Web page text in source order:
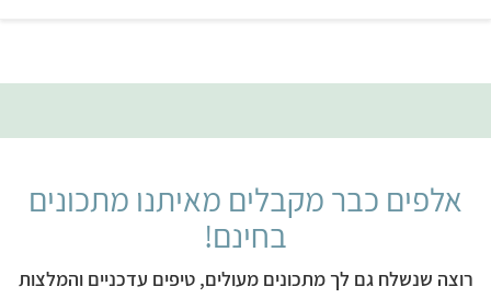
אלפים כבר מקבלים מאיתנו מתכונים
בחינם!
רוצה שנשלח גם לך מתכונים מעולים, טיפים עדכניים והמלצות